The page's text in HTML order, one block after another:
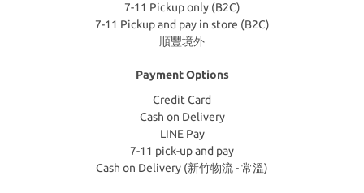
7-11 Pickup only (B2C)
7-11 Pickup and pay in store (B2C)
順豐境外
Payment Options
Credit Card
Cash on Delivery
LINE Pay
7-11 pick-up and pay
Cash on Delivery (新竹物流 - 常溫)